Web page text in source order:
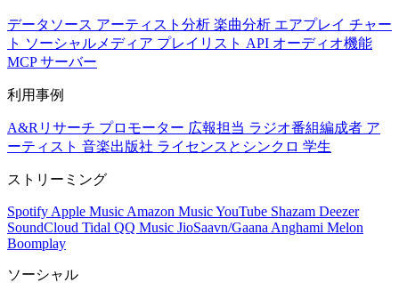
データソース アーティスト分析 楽曲分析 エアプレイ チャー
ト ソーシャルメディア プレイリスト API オーディオ機能
MCP サーバー
利用事例
A&Rリサーチ プロモーター 広報担当 ラジオ番組編成者 ア
ーティスト 音楽出版社 ライセンスとシンクロ 学生
ストリーミング
Spotify Apple Music Amazon MusicYouTube Shazam Deezer
SoundCloud Tidal QQ Music JioSaavn/Gaana Anghami Melon
Boomplay
ソーシャル